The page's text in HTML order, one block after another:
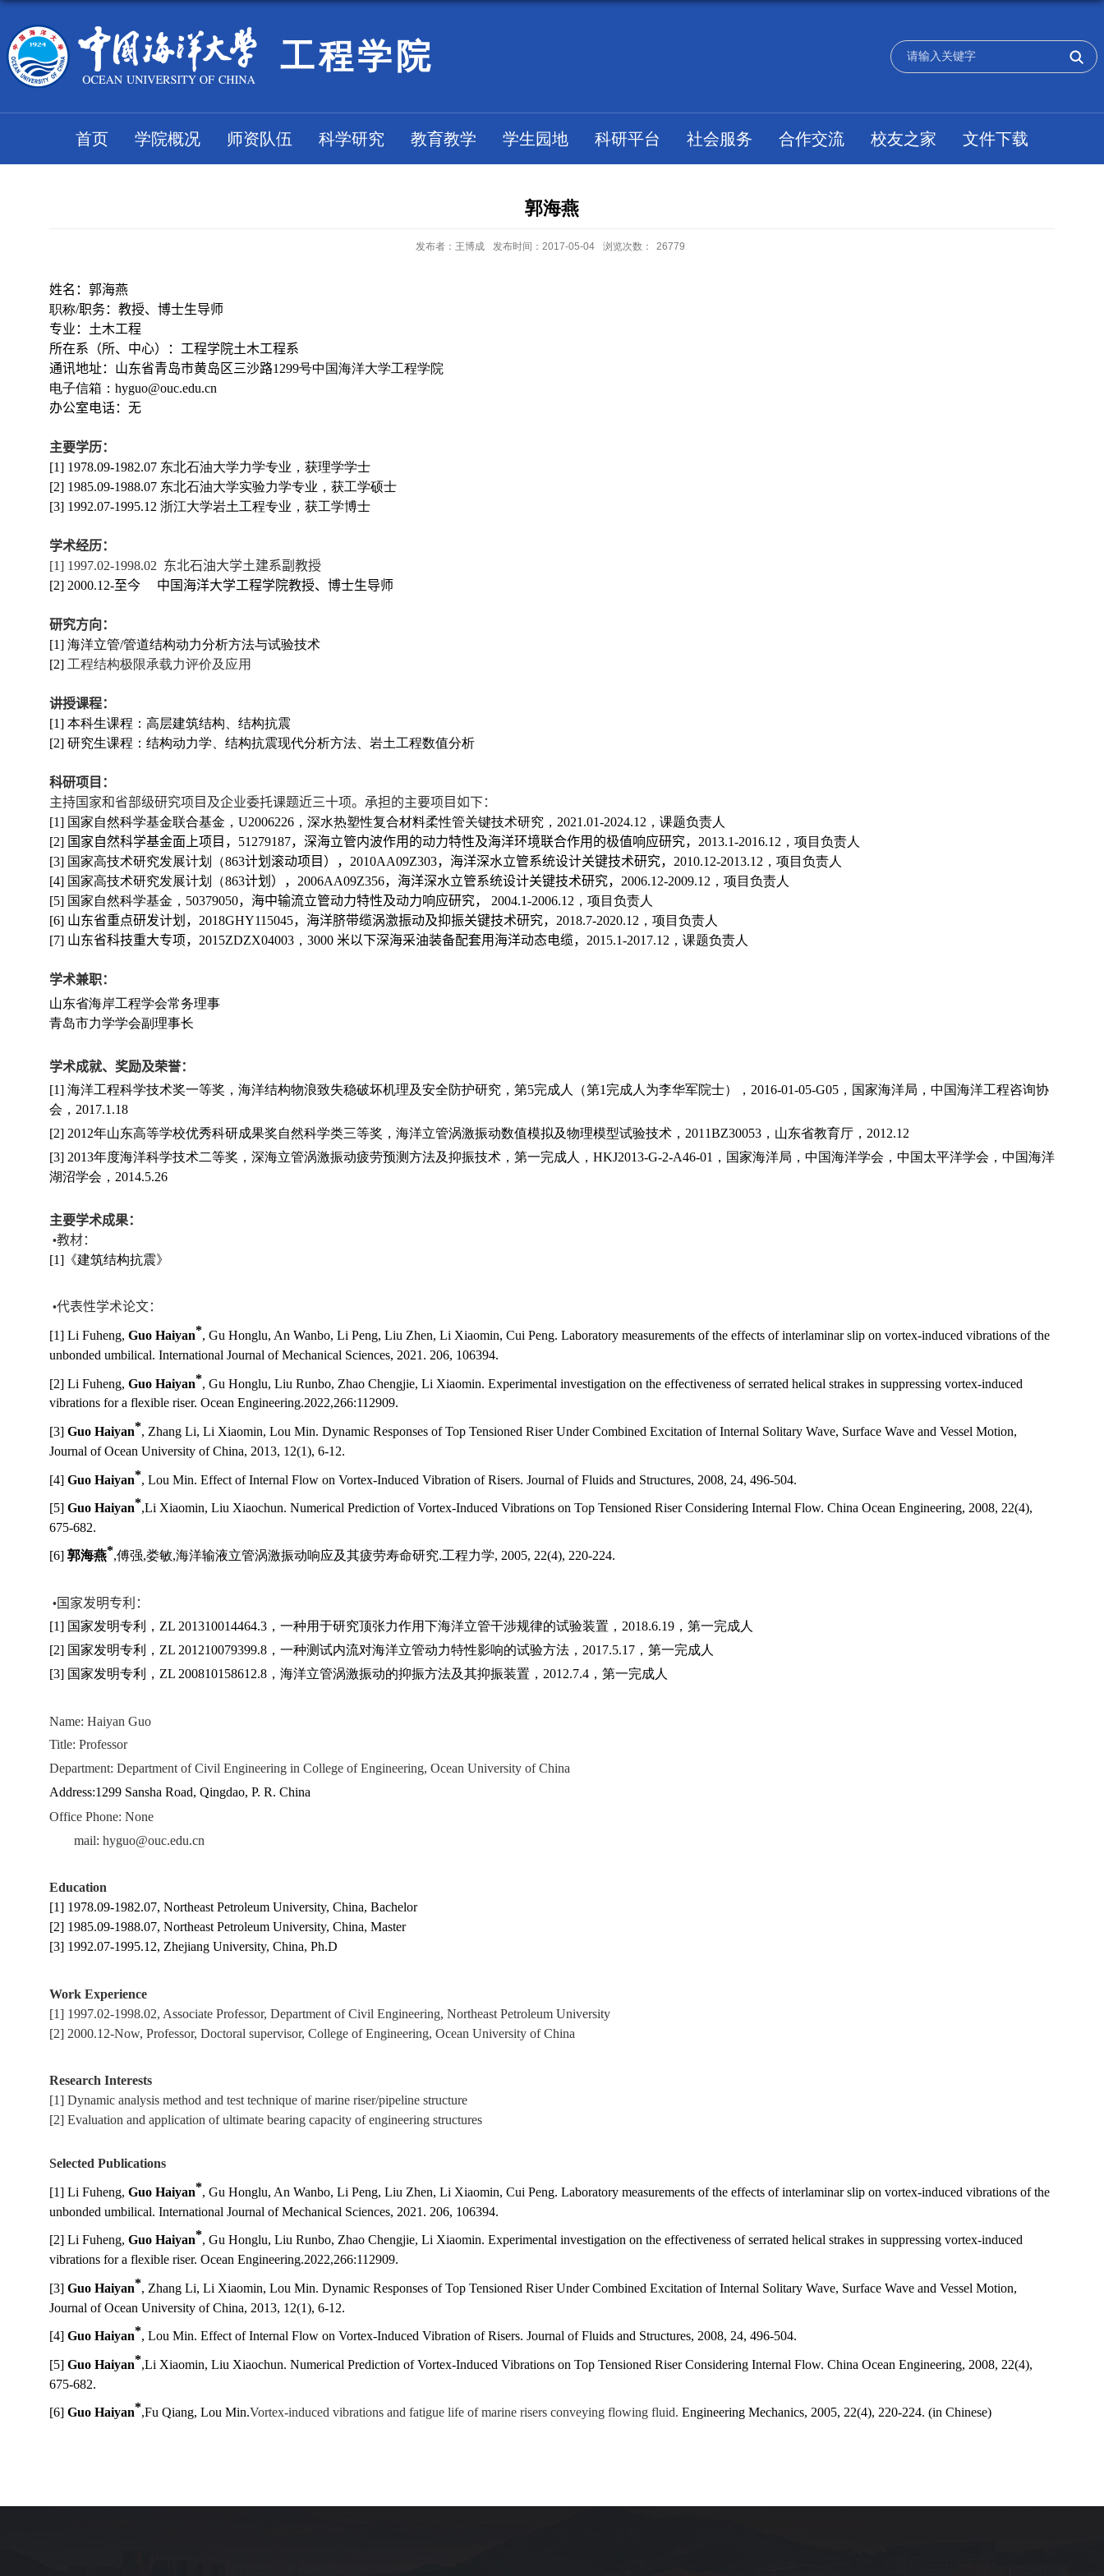
工程学院
首页 学院概况 师资队伍 科学研究 教育教学 学生园地 科研平台 社会服务 合作交流 校友之家 文件下载
郭海燕
发布者：王博成 发布时间：2017-05-04 浏览次数： 26779
姓名： 郭海燕
职称/职务： 教授、博士生导师
专业： 土木工程
所在系（所、中心）： 工程学院土木工程系
通讯地址： 山东省青岛市黄岛区三沙路1 299号中国海洋大学工程学院
电子信箱： hyguo@ouc.edu.cn
办公室电话： 无
主要学历：
[1] 1978.09-1982.07 东北石油大学力学专业，获理学学士
[2] 1985.09-1988.07 东北石油大学实验力学专业，获工学硕士
[3] 1992.07-1995.12 浙江大学岩土工程专业，获工学博士
学术经历：
[1] 1997.02-1998.02 东北石油大学土建系副教授
[2] 2000.12-至今 中国海洋大学工程学院教授、 博士生导师
研究方向：
[1] 海洋立管/管道结构动力分析方法与试验技术
[2] 工程结构极限承载力评价及应用
讲授课程：
[1] 本科生课程：高层建筑结构、结构抗震
[2] 研究生课程：结构动力学、结构抗震现代分析方法、岩土工程数值分析
科研项目：
主持国家和省部级研究项目及企业委托课题近三十项。承担的主要项目如下：
[1] 国家自然科学基金联合基金， U2006226 ，深水热塑性复合材料柔性管关键技术研究， 2021.01-2024.12 ，课题负责人
[2] 国家自然科学基金面上项目， 51279187， 深海立管内波作用的动力特性及海洋环境联合作用的极值响应研究， 2013.1-2016.12 ，项目负责人
[3] 国家高技术研究发展计划（863计划滚动项目） ， 2010AA09Z303， 海洋深水立管系统设计关键技术研究， 2010.12-2013.12 ，项目负责人
[4] 国家高技术研究发展计划（863计划） ， 2006AA09Z356， 海洋深水立管系统设计关键技术研究， 2006.12-2009.12 ，项目负责人
[5] 国家自然科学基金， 50379050， 海中输流立管动力特性及动力响应研究， 2004.1-2006.12 ，项目负责人
[6] 山东省重点研发计划 ， 2018GHY115045， 海洋脐带缆涡激振动及抑振关键技术研究， 2018.7-2020.12 ，项目负责人
[7] 山东省科技重大专项， 2015ZDZX04003 ， 3000 米以下深海采油装备配套用海洋动态电缆， 2015.1-2017.12 ，课题负责人
学术兼职：
山东省海岸工程学会常务理事
青岛市力学学会副理事长
学术成就、奖励及荣誉：
[1] 海洋工程科学技术奖一等奖，海洋结构物浪致失稳破坏机理及安全防护研究，第5完成人（第1 完成人为李华军院士）， 2016-01-05-G05 ，国家海洋局，中国海洋工程咨询协
会， 2017.1.18
[2] 2012年山东高等学校优秀科研成果奖自然科学类三等奖，海洋立管涡激振动数值模拟及物理模型试验技术， 2011BZ30053 ，山东省教育厅， 2012.12
[3] 2013年度海洋科学技术二等奖，深海立管涡激振动疲劳预测方法及抑振技术，第一完成人， HKJ2013-G-2-A46-01 ，国家海洋局，中国海洋学会，中国太平洋学会，中国海洋
湖沼学会， 2014.5.26
主要学术成果：
•教材：
[1] 《建筑结构抗震》
•代表性学术论文：
[1] Li Fuheng, Guo Haiyan*, Gu Honglu, An Wanbo, Li Peng, Liu Zhen, Li Xiaomin, Cui Peng. Laboratory measurements of the effects of interlaminar slip on vortex-induced vibrations of the
unbonded umbilical. International Journal of Mechanical Sciences, 2021. 206, 106394.
[2] Li Fuheng, Guo Haiyan* , Gu Honglu, Liu Runbo, Zhao Chengjie, Li Xiaomin. Experimental investigation on the effectiveness of serrated helical strakes in suppressing vortex-induced
vibrations for a flexible riser. Ocean Engineering.2022,266:112909.
[3] Guo Haiyan*, Zhang Li, Li Xiaomin, Lou Min. Dynamic Responses of Top Tensioned Riser Under Combined Excitation of Internal Solitary Wave, Surface Wave and Vessel Motion,
Journal of Ocean University of China, 2013, 12(1), 6-12.
[4] Guo Haiyan* , Lou Min. Effect of Internal Flow on Vortex-Induced Vibration of Risers. Journal of Fluids and Structures, 2008, 24 496-504.
[5] Guo Haiyan*,Li Xiaomin, Liu Xiaochun. Numerical Prediction of Vortex-Induced Vibrations on Top Tensioned Riser Considering Internal Flow. China Ocean Engineering, 2008, 22(4),
675-682.
[6] 郭海燕*,傅强,娄敏,海洋输液立管涡激振动响应及其疲劳寿命研究.工程力学, 2005, 22(4), 220-224.
•国家发明专利：
[1] 国家发明专利， ZL 201310014464.3 ，一种用于研究顶张力作用下海洋立管干涉规律的试验装置， 2018.6.19 ，第一完成人
[2] 国家发明专利， ZL 201210079399.8 ，一种测试内流对海洋立管动力特性影响的试验方法， 2017.5.17 ，第一完成人
[3] 国家发明专利， ZL 200810158612.8 ，海洋立管涡激振动的抑振方法及其抑振装置， 2012.7.4 ，第一完成人
Name: Haiyan Guo
Title: Professor
Department: Department of Civil Engineering in College of Engineering, Ocean University of China
Address:1299 Sansha Road, Qingdao, P. R. China
Office Phone: None
mail: hyguo@ouc.edu.cn
Education
[1] 1978.09-1982.07, Northeast Petroleum University, China, Bachelor
[2] 1985.09-1988.07, Northeast Petroleum University, China, Master
[3] 1992.07-1995.12, Zhejiang University, China, Ph.D
Work Experience
[1] 1997.02-1998.02, Associate Professor, Department of Civil Engineering, Northeast Petroleum University
[2] 2000.12-Now, Professor, Doctoral supervisor, College of Engineering, Ocean University of China
Research Interests
[1] Dynamic analysis method and test technique of marine riser/pipeline structure
[2] Evaluation and application of ultimate bearing capacity of engineering structures
Selected Publications
[1] Li Fuheng, Guo Haiyan*, Gu Honglu, An Wanbo, Li Peng, Liu Zhen, Li Xiaomin, Cui Peng. Laboratory measurements of the effects of interlaminar slip on vortex-induced vibrations of the
unbonded umbilical. International Journal of Mechanical Sciences, 2021. 206, 106394.
[2] Li Fuheng, Guo Haiyan*, Gu Honglu, Liu Runbo, Zhao Chengjie, Li Xiaomin. Experimental investigation on the effectiveness of serrated helical strakes in suppressing vortex-induced
vibrations for a flexible riser. Ocean Engineering.2022,266:112909.
[3] Guo Haiyan*, Zhang Li, Li Xiaomin, Lou Min. Dynamic Responses of Top Tensioned Riser Under Combined Excitation of Internal Solitary Wave, Surface Wave and Vessel Motion,
Journal of Ocean University of China, 2013, 12(1), 6-12.
[4] Guo Haiyan*, Lou Min. Effect of Internal Flow on Vortex-Induced Vibration of Risers. Journal of Fluids and Structures, 2008, 24, 496-504.
[5] Guo Haiyan*,Li Xiaomin, Liu Xiaochun. Numerical Prediction of Vortex-Induced Vibrations on Top Tensioned Riser Considering Internal Flow. China Ocean Engineering, 2008, 22(4),
675-682.
[6] Guo Haiyan*,Fu Qiang, Lou Min.Vortex-induced vibrations and fatigue life of marine risers conveying flowing fluid. Engineering Mechanics, 2005, 22(4), 220-224. (in Chinese)